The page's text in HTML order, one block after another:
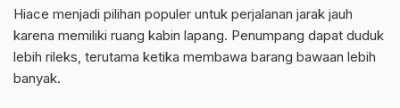
Hiace menjadi pilihan populer untuk perjalanan jarak jauh
karena memiliki ruang kabin lapang. Penumpang dapat duduk
lebih rileks, terutama ketika membawa barang bawaan lebih
banyak.